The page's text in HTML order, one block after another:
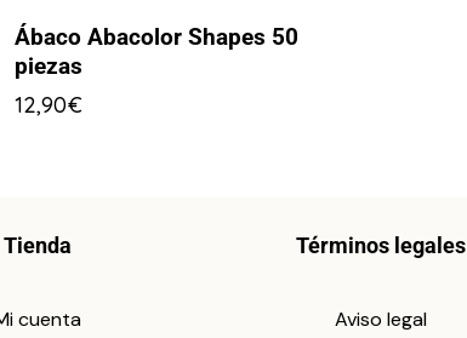
Ábaco Abacolor Shapes 50
piezas
12,90€
Tienda
cuenta
Términos legales
Aviso legal